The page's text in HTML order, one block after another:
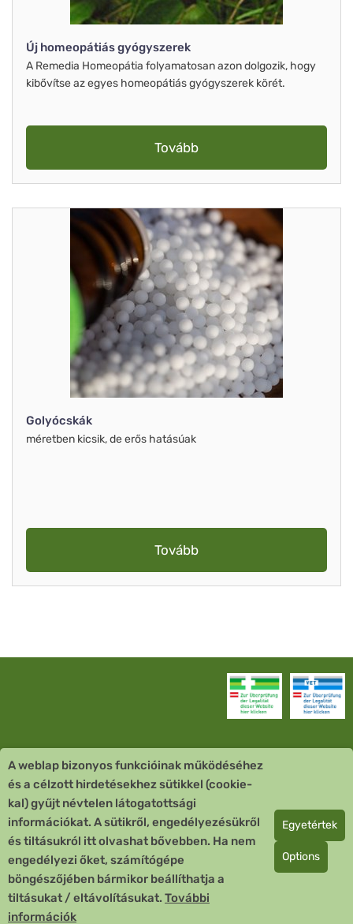
Új homeopátiás gyógyszerek
A Remedia Homeopátia folyamatosan azon dolgozik, hogy
kibővítse az egyes homeopátiás gyógyszerek körét.
Tovább
Golyócskák
méretben kicsik, de erős hatásúak
Tovább
Vevőszolgálat
Quick Links
Fizetési mód
Copyright © 2026 Team Santé Salvator Apotheke
Remedia Homöopathie GmbH GMP zertifizierter Arzneihersteller
A weblap bizonyos funkcióinak működéséhez
és a célzott hirdetésekhez sütikkel (cookie-
kal) gyűjt névtelen látogatottsági
információkat. A sütikről, engedélyezésükről
és tiltásukról itt olvashat bővebben. Ha nem
engedélyezi őket, számítógépe
böngészőjében bármikor beállíthatja a
tiltásukat / eltávolításukat. További
információk
Egyetértek
Options